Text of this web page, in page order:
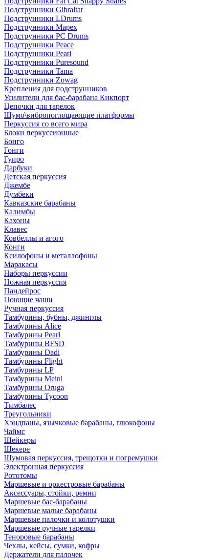
Подструнники Gibraltar
Подструнники LDrums
Подструнники Mapex
Подструнники PC Drums
Подструнники Peace
Подструнники Pearl
Подструнники Puresound
Подструнники Tama
Подструнники Zowag
Крепления для подструнников
Усилители для бас-барабана Кикпорт
Цепочки для тарелок
Шумо\вибропоглощающие платформы
Перкуссия со всего мира
Блоки перкуссионные
Бонго
Гонги
Гуиро
Дарбуки
Детская перкуссия
Джембе
Думбеки
Кавказские барабаны
Калимбы
Кахоны
Клавес
Ковбеллы и агого
Конги
Ксилофоны и металлофоны
Маракасы
Наборы перкуссии
Ножная перкуссия
Пандейрос
Поющие чаши
Ручная перкуссия
Тамбурины, бубны, джинглы
Тамбурины Alice
Тамбурины Pearl
Тамбурины BFSD
Тамбурины Dadi
Тамбурины Flight
Тамбурины LP
Тамбурины Meinl
Тамбурины Oruga
Тамбурины Tycoon
Тимбалес
Треугольники
Хэндпаны, язычковые барабаны, глюкофоны
Чаймс
Шейкеры
Шекере
Шумовая перкуссия, трещотки и погремушки
Электронная перкуссия
Рототомы
Маршевые и оркестровые барабаны
Аксессуары, стойки, ремни
Маршевые бас-барабаны
Маршевые малые барабаны
Маршевые палочки и колотушки
Маршевые ручные тарелки
Теноровые барабаны
Чехлы, кейсы, сумки, кофры
Держатели для палочек